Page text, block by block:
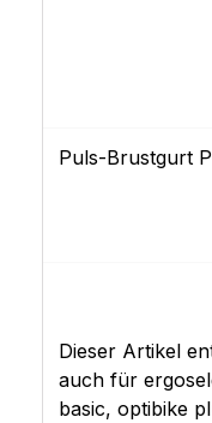
Puls-Brustgurt
Dieser Artikel
auch für
basic, optibike